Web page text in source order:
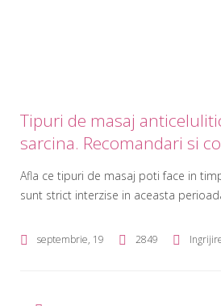
Tipuri de masaj
sarcina. Recomandari si
Afla ce tipuri de masaj poti face in
sunt strict interzise in aceasta
septembrie, 19 2849